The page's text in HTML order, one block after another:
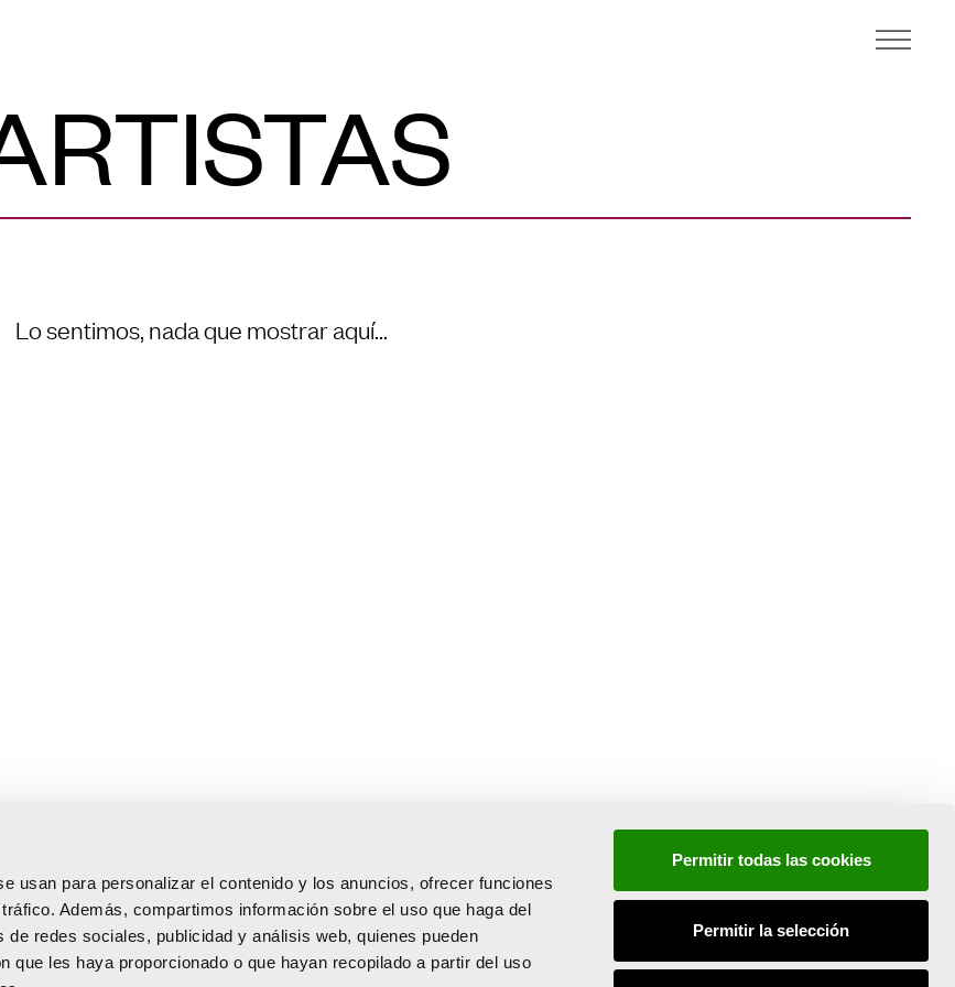
usan para personalizar el contenido y los anuncios, ofrecer funciones
Además, compartimos información sobre el uso que haga del
redes sociales, publicidad y análisis web, quienes pueden
que les haya proporcionado o que hayan recopilado a partir del uso
Permitir todas las cookies
Permitir la selección
Lo sentimos, nada que mostrar aquí...
h
h
31 – 46003